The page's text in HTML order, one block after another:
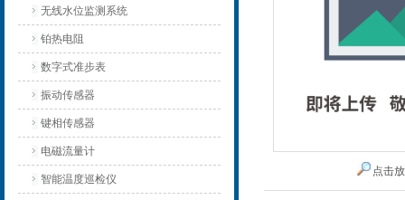
无线水位监测系统
铂热电阻
数字式准步表
振动传感器
键相传感器
电磁流量计
智能温度巡检仪
点击